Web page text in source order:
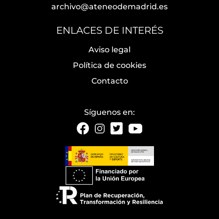
archivo@ateneodemadrid.es
ENLACES DE INTERÉS
Aviso legal
Política de cookies
Contacto
Síguenos en: